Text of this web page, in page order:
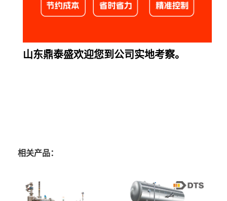
山东鼎泰盛欢迎您到公司实地考察。
相关产品：